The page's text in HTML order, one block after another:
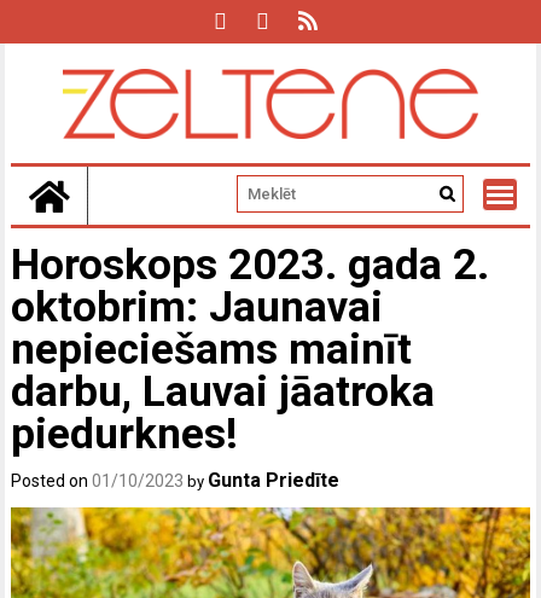
Horoskops 2023. gada 2.
oktobrim: Jaunavai
nepieciešams mainīt
darbu, Lauvai jāatroka
piedurknes!
Posted on01/10/2023 by Gunta Priedīte